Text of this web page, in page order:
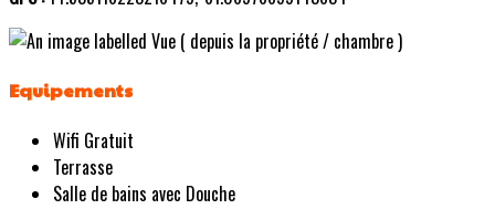
Equipements
Wifi Gratuit
Terrasse
Salle de bains avec Douche